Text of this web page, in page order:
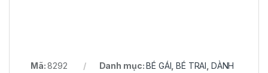
Mã:8292 Danh mục:BÉ GÁI ,BÉ TRAI DÀNH